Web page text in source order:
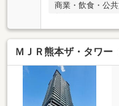
商業・飲食・公
帖、2洋室＋WIC
の開放的な眺望
ち着きある住環
（※1台賃貸中）
能）・大型専用
その他の費用（2
賃借料 25，200
ＭＪＲ熊本ザ・タワー